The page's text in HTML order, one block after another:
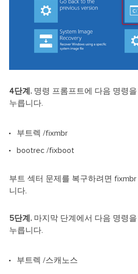
4단계.명령 프롬프트에 다음 명령
누릅니다.
부트렉 /fixmbr
bootrec /fixboot
부트 섹터 문제를 복구하려면
니다.
5단계.마지막 단계에서 다음 명령
누릅니다.
부트렉 /스캐노스